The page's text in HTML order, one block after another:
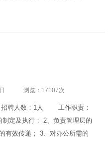
及时编制各种财务报表并报送
浏览：17107次
人数：1人 工作职责：
定及执行； 2、负责管理层的
有效传递； 3、对办公所需的
后勤管理工作； 5、负责组